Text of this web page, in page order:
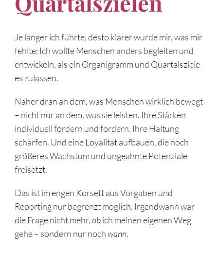
Je länger ich führte, desto klarer wurde mir, was mir
fehlte: Ich wollte Menschen anders begleiten und
entwickeln, als ein Organigramm und Quartalsziele
es zulassen.
Näher dran an dem, was Menschen wirklich bewegt
– nicht nur an dem, was sie leisten. Ihre Stärken
individuell fördern und fordern. Ihre Haltung
schärfen. Und eine Loyalität aufbauen, die noch
größeres Wachstum und ungeahnte Potenziale
freisetzt.
Das ist im engen Korsett aus Vorgaben und
Reporting nur begrenzt möglich. Irgendwann war
die Frage nicht mehr,obich meinen eigenen Weg
gehe – sondern nur nochwann.